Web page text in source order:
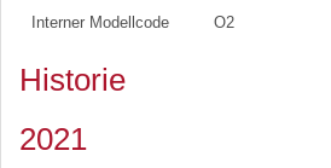
Interner Modellcode
O2
Historie
2021